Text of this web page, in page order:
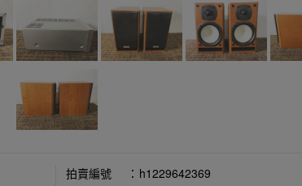
拍賣編號 ： h1229642369